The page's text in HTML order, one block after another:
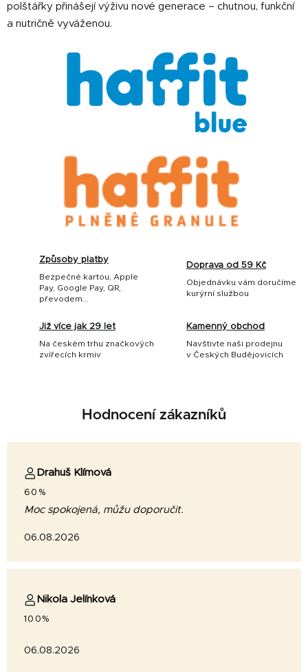
polštářky přinášejí výživu nové generace – chutnou, funkční
a nutričně vyváženou.
Způsoby platby
Bezpečné kartou, Apple
Pay, Google Pay, QR,
převodem...
Doprava od 59 Kč
Objednávku vám doručíme
kurýrní službou
Již více jak 29 let
Na českém trhu značkových
zvířecích krmiv
Kamenný obchod
Navštivte naši prodejnu
v Českých Budějovicích
Hodnocení zákazníků
Drahuš Klímová
60%
Moc spokojená, můžu doporučit.
06.08.2026
Nikola Jelínková
100%
06.08.2026